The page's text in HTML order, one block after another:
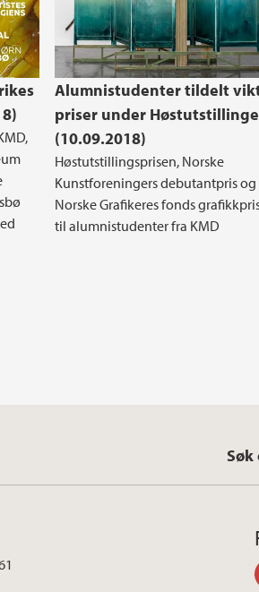
Alumnistudenter tildelt
priser under
(10.09.2018)
Høstutstillingsprisen, Norske
Kunstforeningers debutantpris og
Norske Grafikeres fonds
til alumnistudenter fra KMD